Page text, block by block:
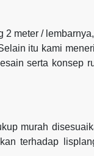
meter /
itu kami
serta konsep
murah
terhadap